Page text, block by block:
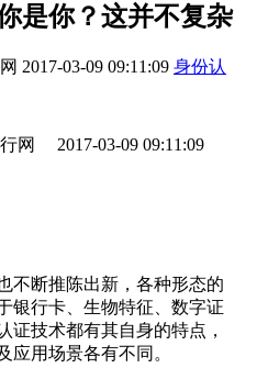
是你？这并不复杂
2017-03-09 09:11:09 身份认
网 2017-03-09 09:11:09
不断推陈出新，各种形态的
银行卡、生物特征、数字证
证技术都有其自身的特点，
应用场景各有不同。